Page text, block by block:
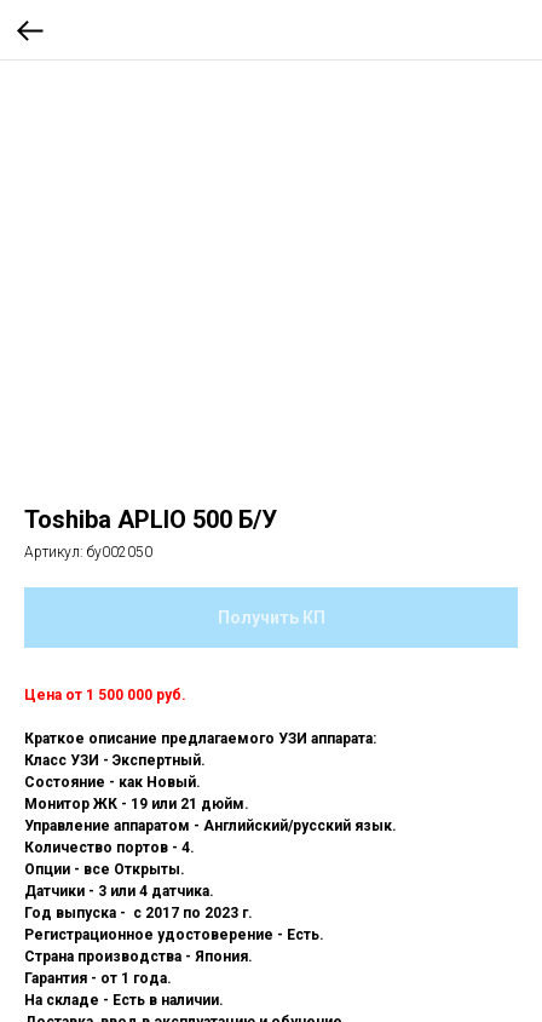
Toshiba APLIO 500 Б/У
Артикул: бу002050
Получить КП
Цена от 1 500 000 руб.
Краткое описание предлагаемого УЗИ аппарата:
Класс УЗИ - Экспертный.
Состояние - как Новый.
Монитор ЖК - 19 или 21 дюйм.
Управление аппаратом - Английский/русский язык.
Количество портов - 4.
Опции - все Открыты.
Датчики - 3 или 4 датчика.
Год выпуска - с 2017 по 2023 г.
Регистрационное удостоверение - Есть.
Страна производства - Япония.
Гарантия - от 1 года.
На складе - Есть в наличии.